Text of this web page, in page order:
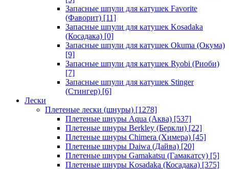
Запасные шпули для катушек Favorite
(Фаворит) [11]
Запасные шпули для катушек Kosadaka
(Косадака) [0]
Запасные шпули для катушек Okuma (Окума)
[9]
Запасные шпули для катушек Ryobi (Риоби)
[7]
Запасные шпули для катушек Stinger
(Стингер) [6]
Лески
Плетеные лески (шнуры) [1278]
Плетеные шнуры Aqua (Аква) [537]
Плетеные шнуры Berkley (Беркли) [22]
Плетеные шнуры Chimera (Химера) [45]
Плетеные шнуры Daiwa (Дайва) [20]
Плетеные шнуры Gamakatsu (Гамакатсу) [5]
Плетеные шнуры Kosadaka (Косадака) [375]